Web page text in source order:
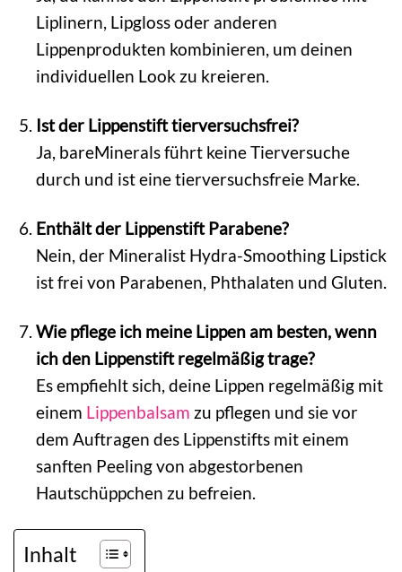
Liplinern, Lipgloss oder anderen
Lippenprodukten kombinieren, um deinen
individuellen Look zu kreieren.
Ist der Lippenstift tierversuchsfrei?
Ja, bareMinerals führt keine Tierversuche
durch und ist eine tierversuchsfreie Marke.
Enthält der Lippenstift Parabene?
Nein, der Mineralist Hydra-Smoothing Lipstick
ist frei von Parabenen, Phthalaten und Gluten.
Wie pflege ich meine Lippen am besten, wenn
ich den Lippenstift regelmäßig trage?
Es empfiehlt sich, deine Lippen regelmäßig mit
einem Lippenbalsam zu pflegen und sie vor
dem Auftragen des Lippenstifts mit einem
sanften Peeling von abgestorbenen
Hautschüppchen zu befreien.
Inhalt